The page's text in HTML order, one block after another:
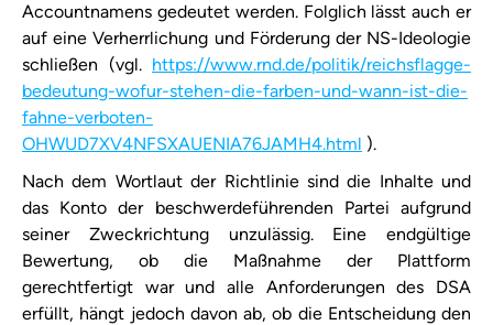
Accountnamens gedeutet werden. Folglich lässt auch er
auf eine Verherrlichung und Förderung der NS-Ideologie
schließen (vgl. https://www.rnd.de/politik/reichsflagge-
bedeutung-wofur-stehen-die-farben-und-wann-ist-die-
fahne-verboten-
OHWUD7XV4NFSXAUENIA76JAMH4.html ).
Nach dem Wortlaut der Richtlinie sind die Inhalte und
das Konto der beschwerdeführenden Partei aufgrund
seiner Zweckrichtung unzulässig. Eine endgültige
Bewertung, ob die Maßnahme der Plattform
gerechtfertigt war und alle Anforderungen des DSA
erfüllt, hängt jedoch davon ab, ob die Entscheidung den